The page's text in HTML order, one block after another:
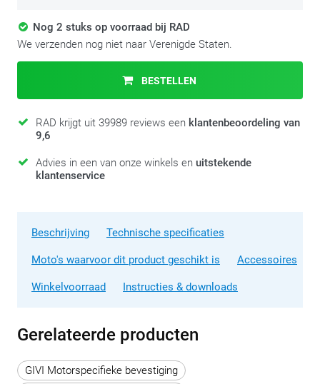
Nog 2 stuks op voorraad bij RAD
We verzenden nog niet naar Verenigde Staten.
BESTELLEN
RAD krijgt uit 39989 reviews een klantenbeoordeling van
9,6
Advies in een van onze winkels en uitstekende
klantenservice
Beschrijving Technische specificaties
Moto's waarvoor dit product geschikt is Accessoires
Winkelvoorraad Instructies & downloads
Gerelateerde producten
GIVI Motorspecifieke bevestiging